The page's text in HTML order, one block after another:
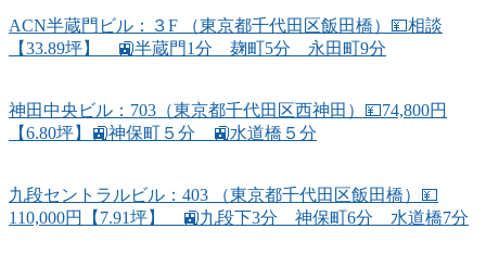
ACN半蔵門ビル：３F （東京都千代田区飯田橋）💴相談
【33.89坪】 🚉半蔵門1分 麹町5分 永田町9分
神田中央ビル：703（東京都千代田区西神田）💴74,800円
【6.80坪】🚉神保町５分 🚉水道橋５分
九段セントラルビル：403 （東京都千代田区飯田橋）💴
110,000円【7.91坪】 🚉九段下3分 神保町6分 水道橋7分